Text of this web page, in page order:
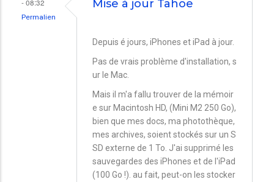
- 08:32
Permalien
Mise à jour Tahoe
Depuis é jours, iPhones et iPad à jour.
Pas de vrais problème d'installation, s
ur le Mac.
Mais il m'a fallu trouver de la mémoir
e sur Macintosh HD, (Mini M2 250 Go),
bien que mes docs, ma photothèque,
mes archives, soient stockés sur un S
SD externe de 1 To. J'ai supprimé les
sauvegardes des iPhones et de l'iPad
(100 Go !). au fait, peut-on les stocker